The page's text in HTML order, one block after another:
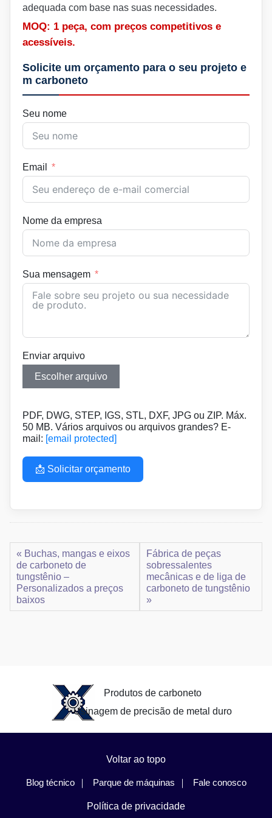
adequada com base nas suas necessidades.
MOQ: 1 peça, com preços competitivos e
acessíveis.
Solicite um orçamento para o seu projeto e
m carboneto
Seu nome
Email
Nome da empresa
Sua mensagem
Enviar arquivo
Escolher arquivo
PDF, DWG, STEP, IGS, STL, DXF, JPG ou ZIP. Máx.
50 MB. Vários arquivos ou arquivos grandes? E-
mail: [email protected]
📩 Solicitar orçamento
« Buchas, mangas e eixos
de carboneto de
tungstênio –
Personalizados a preços
baixos
Fábrica de peças
sobressalentes
mecânicas e de liga de
carboneto de tungstênio
»
Produtos de carboneto
Usinagem de precisão de metal duro
Voltar ao topo
Blog técnico Parque de máquinas Fale conosco
Política de privacidade